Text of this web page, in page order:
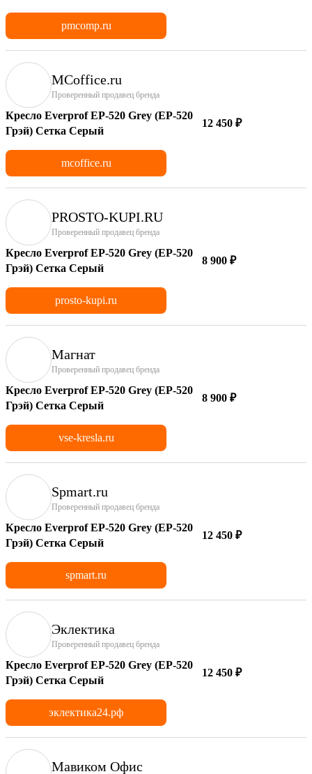
pmcomp.ru
MCoffice.ru
Проверенный продавец бренда
Кресло Everprof EP-520 Grey (EP-520
Грэй) Сетка Серый
12 450 ₽
mcoffice.ru
PROSTO-KUPI.RU
Проверенный продавец бренда
Кресло Everprof EP-520 Grey (EP-520
Грэй) Сетка Серый
8 900 ₽
prosto-kupi.ru
Магнат
Проверенный продавец бренда
Кресло Everprof EP-520 Grey (EP-520
Грэй) Сетка Серый
8 900 ₽
vse-kresla.ru
Spmart.ru
Проверенный продавец бренда
Кресло Everprof EP-520 Grey (EP-520
Грэй) Сетка Серый
12 450 ₽
spmart.ru
Эклектика
Проверенный продавец бренда
Кресло Everprof EP-520 Grey (EP-520
Грэй) Сетка Серый
12 450 ₽
эклектика24.рф
Мавиком Офис